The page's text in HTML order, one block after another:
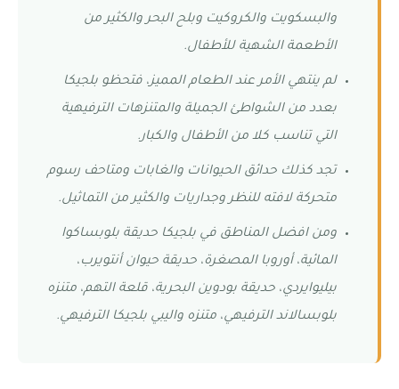
والبسكويت والكروكيت وبلح البحر والكثير من
الأطعمة الشهية للأطفال.
لم ينتهي الأمر عند الطعام المميز، فتحظو بلجيكا
بعدد من الشواطئ الجميلة والمتنزهات الترفيهية
التي تناسب كلا من الأطفال والكبار.
تجد كذلك حدائق الحيوانات والغابات ومتاحف رسوم
متحركة لافته للنظر وجداريات والكثير من التماثيل.
ومن افضل المناطق في بلجيكا حديقة بلوبساكوا
المائية، أوروبا المصغرة، حديقة حيوان أنتويرب،
بيليوايردي، حديقة بودوين البحرية، قلعة التهم، متنزه
بلوبسالاند الترفيهي، متنزه واليبي بلجيكا الترفيهي.